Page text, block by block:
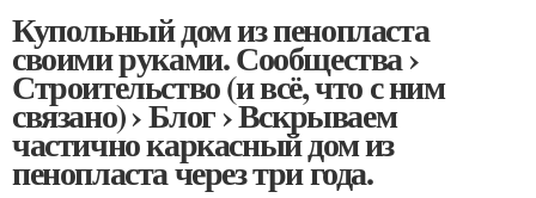
Купольный дом из пенопласта
своими руками. Сообщества ›
Строительство (и всё, что с ним
связано) › Блог › Вскрываем
частично каркасный дом из
пенопласта через три года.